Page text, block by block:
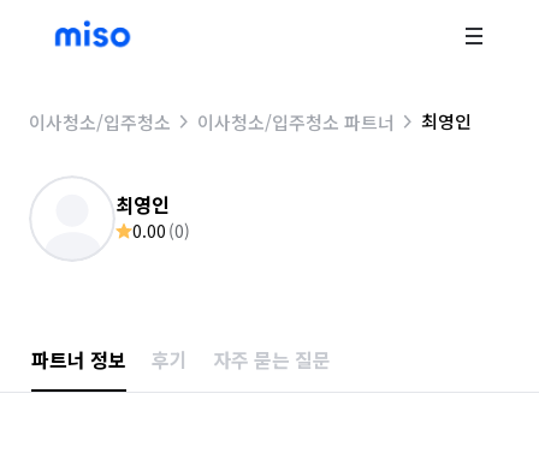
이사청소/입주청소 이사청소/입주청소 파트너 최영인
최영인
0.00 (0)
파트너 정보 후기 자주 묻는 질문